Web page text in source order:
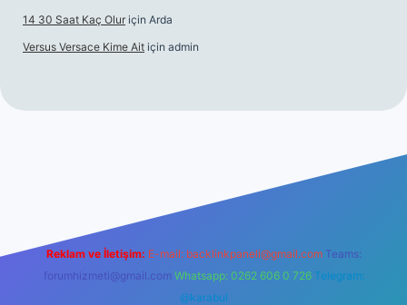
14 30 Saat Kaç Olur için Arda
Versus Versace Kime Ait için admin
Reklam ve İletişim: E-mail: backlinkpaneli@gmail.com Teams:
forumhizmeti@gmail.com Whatsapp: 0262 606 0 726 Telegram:
@karabul